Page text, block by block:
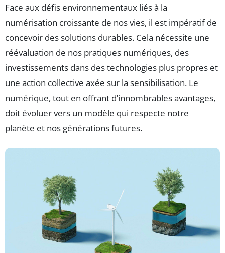
Face aux défis environnementaux liés à la
numérisation croissante de nos vies, il est impératif de
concevoir des solutions durables. Cela nécessite une
réévaluation de nos pratiques numériques, des
investissements dans des technologies plus propres et
une action collective axée sur la sensibilisation. Le
numérique, tout en offrant d’innombrables avantages,
doit évoluer vers un modèle qui respecte notre
planète et nos générations futures.